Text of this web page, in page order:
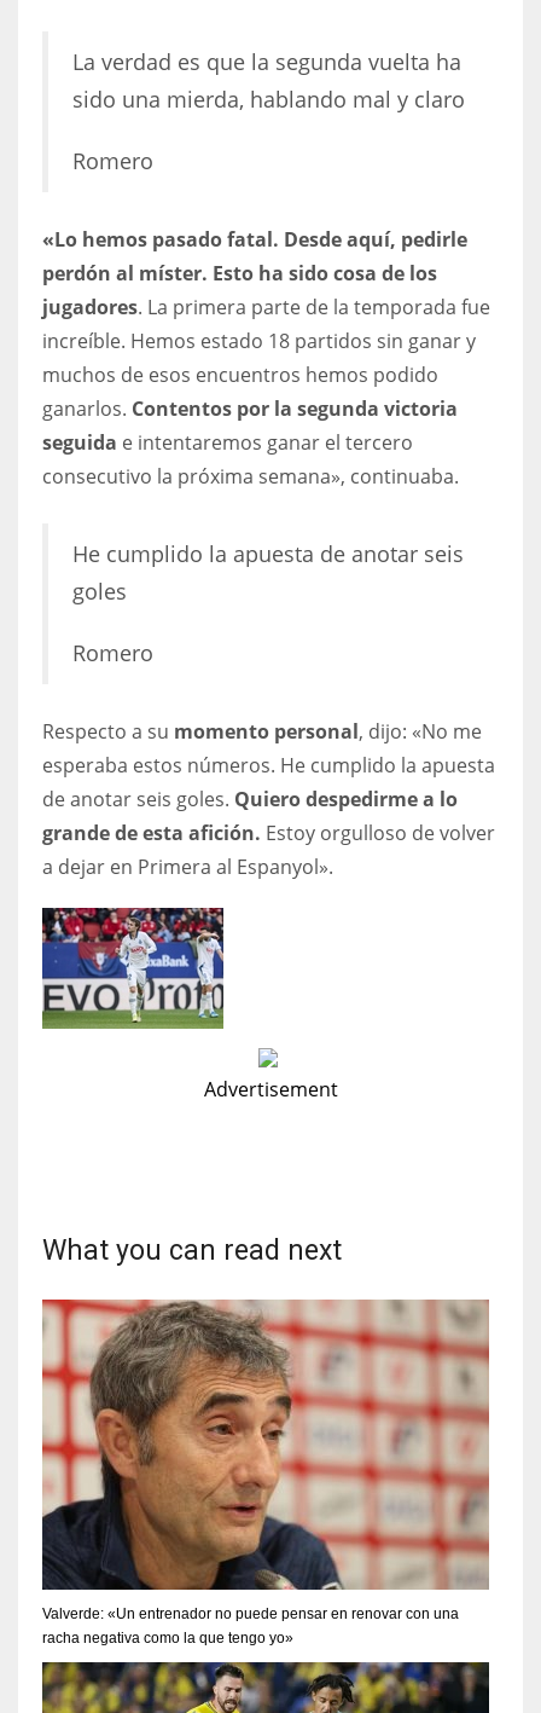
22
La verdad es que la segunda vuelta ha
sido una mierda, hablando mal y claro
Romero
«Lo hemos pasado fatal. Desde aquí, pedirle
perdón al míster. Esto ha sido cosa de los
jugadores. La primera parte de la temporada fue
increíble. Hemos estado 18 partidos sin ganar y
muchos de esos encuentros hemos podido
ganarlos. Contentos por la segunda victoria
seguida e intentaremos ganar el tercero
consecutivo la próxima semana», continuaba.
He cumplido la apuesta de anotar seis
goles
Romero
Respecto a su momento personal, dijo: «No me
esperaba estos números. He cumplido la apuesta
de anotar seis goles. Quiero despedirme a lo
grande de esta afición. Estoy orgulloso de volver
a dejar en Primera al Espanyol».
Advertisement
What you can read next
Valverde: «Un entrenador no puede pensar en renovar con una
racha negativa como la que tengo yo»